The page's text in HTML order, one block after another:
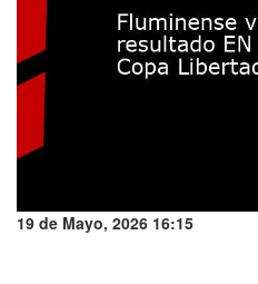
19 de Mayo, 2026 16:15